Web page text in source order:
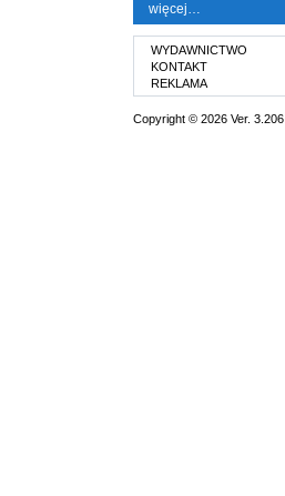
więcej…
WYDAWNICTWO
KONTAKT
REKLAMA
Copyright © 2026 Ver.